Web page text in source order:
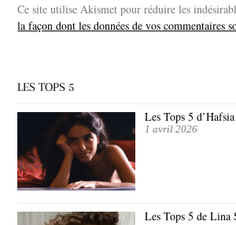
Ce site utilise Akismet pour réduire les
la façon dont les données de vos commentaires
LES TOPS 5
Les Tops 5
1 avril 2026
Les Tops 5 de Lina